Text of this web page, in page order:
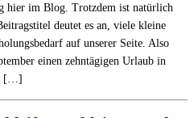
hier im Blog. Trotzdem ist natürlich
deutet es an, viele kleine
auf unserer Seite. Also
einen zehntägigen Urlaub in
[…]